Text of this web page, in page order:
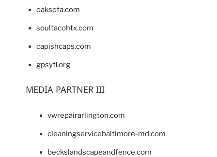
oaksofa.com
soultacohtx.com
capishcaps.com
gpsyfl.org
MEDIA PARTNER III
vwrepairarlington.com
cleaningservicebaltimore-md.com
beckslandscapeandfence.com